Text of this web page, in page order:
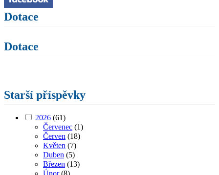
Dotace
Dotace
Starší příspěvky
2026 (61)
Červenec (1)
Červen (18)
Květen (7)
Duben (5)
Březen (13)
Únor(8)